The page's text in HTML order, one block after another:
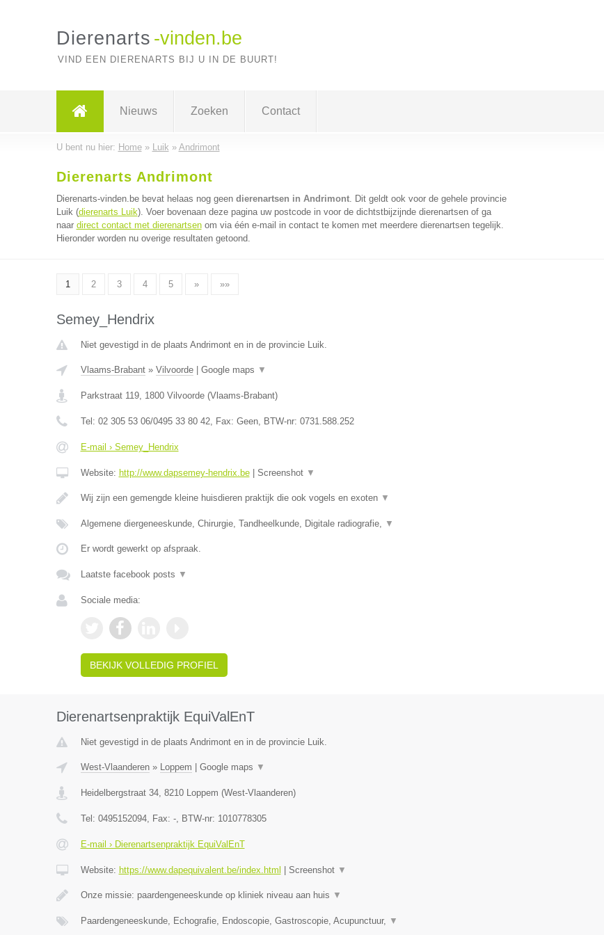
Dierenarts -vinden.be
VIND EEN DIERENARTS BIJ U IN DE BUURT!
Nieuws Zoeken Contact
U bent nu hier: Home» Luik » Andrimont
Dierenarts Andrimont
Dierenarts-vinden.be bevat helaas nog geen dierenartsen in Andrimont. Dit geldt ook voor de gehele provincie
Luik (dierenarts Luik). Voer bovenaan deze pagina uw postcode in voor de dichtstbijzijnde dierenartsen of ga
naar direct contact met dierenartsenom via één e-mail in contact te komen met meerdere dierenartsen tegelijk.
Hieronder worden nu overige resultaten getoond.
1 2 3 4 5 » »»
Semey_Hendrix
Niet gevestigd in de plaats Andrimont en in de provincie Luik.
Vlaams-Brabant» Vilvoorde| Google maps ▼
Parkstraat 119, 1800 Vilvoorde(Vlaams-Brabant)
Tel: 02 305 53 06/0495 33 80 42, Fax: Geen, BTW-nr: 0731.588.252
E-mail › Semey_Hendrix
Website: http://www.dapsemey-hendrix.be| Screenshot ▼
Wij zijn een gemengde kleine huisdieren praktijk die ook vogels en exoten ▼
Algemene diergeneeskunde, Chirurgie, Tandheelkunde, Digitale radiografie, ▼
Er wordt gewerkt op afspraak.
Laatste facebook posts ▼
Sociale media:
BEKIJK VOLLEDIG PROFIEL
Dierenartsenpraktijk EquiValEnT
Niet gevestigd in de plaats Andrimont en in de provincie Luik.
West-Vlaanderen» Loppem Google maps ▼
Heidelbergstraat 34, 8210 Loppem (West-Vlaanderen)
Tel: 0495152094, Fax: -, BTW-nr: 1010778305
E-mail › Dierenartsenpraktijk EquiValEnT
Website: https://www.dapequivalent.be/index.html Screenshot ▼
Onze missie: paardengeneeskunde op kliniek niveau aan huis ▼
Paardengeneeskunde, Echografie, Endoscopie, Gastroscopie, Acupunctuur, ▼